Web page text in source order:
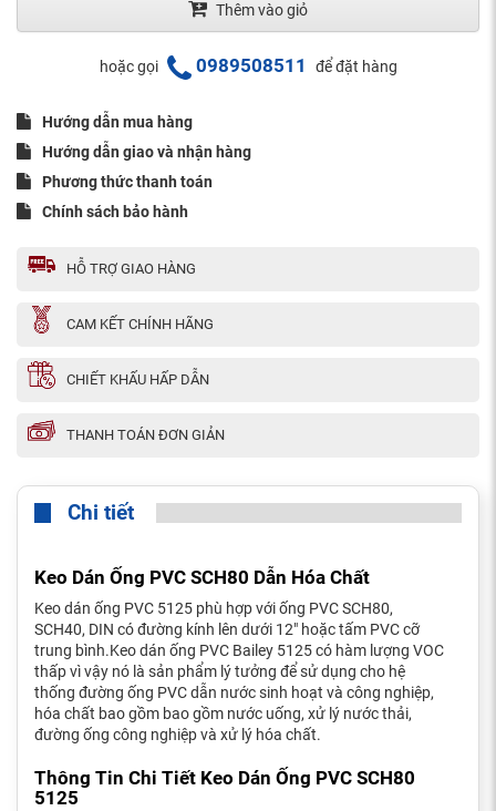
Thêm vào giỏ
hoặc gọi 0989508511 để đặt hàng
Hướng dẫn mua hàng
Hướng dẫn giao và nhận hàng
Phương thức thanh toán
Chính sách bảo hành
HỖ TRỢ GIAO HÀNG
CAM KẾT CHÍNH HÃNG
CHIẾT KHẤU HẤP DẪN
THANH TOÁN ĐƠN GIẢN
Chi tiết
Keo Dán Ống PVC SCH80 Dẫn Hóa Chất
Keo dán ống PVC 5125 phù hợp với ống PVC SCH80,
SCH40, DIN có đường kính lên dưới 12" hoặc tấm PVC cỡ
trung bình.Keo dán ống PVC Bailey 5125 có hàm lượng VOC
thấp vì vậy nó là sản phẩm lý tưởng để sử dụng cho hệ
thống đường ống PVC dẫn nước sinh hoạt và công nghiệp,
hóa chất bao gồm bao gồm nước uống, xử lý nước thải,
đường ống công nghiệp và xử lý hóa chất.
Thông Tin Chi Tiết Keo Dán Ống PVC SCH80
5125